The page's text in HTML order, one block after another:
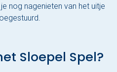
nog nagenieten van het uitje
Sloepel Spel?